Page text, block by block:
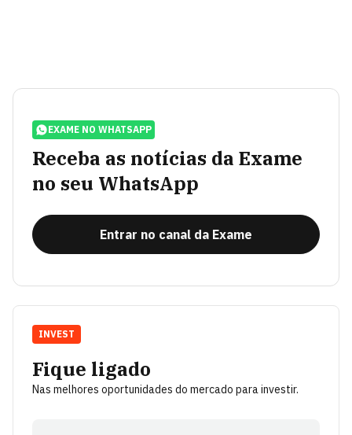
EXAME NO WHATSAPP
Receba as notícias da Exame
no seu WhatsApp
Entrar no canal da Exame
Fique ligado
Nas melhores oportunidades do mercado para investir.
INVEST